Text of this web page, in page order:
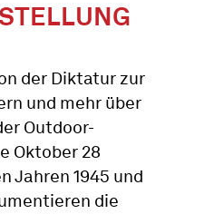
der Diktatur zur
und mehr über
Outdoor-
Oktober 28
Jahren 1945 und
die